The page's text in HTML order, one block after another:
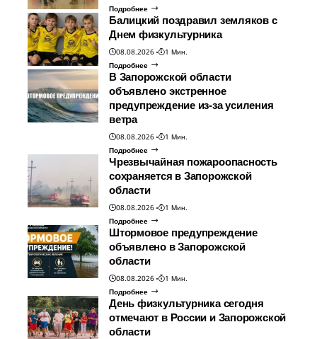
Подробнее
Балицкий поздравил земляков с
Днем физкультурника
08.08.2026
1 Мин.
Подробнее
В Запорожской области
объявлено экстренное
предупреждение из-за усиления
ветра
08.08.2026
1 Мин.
Подробнее
Чрезвычайная пожароопасность
сохраняется в Запорожской
области
08.08.2026
1 Мин.
Подробнее
Штормовое предупреждение
объявлено в Запорожской
области
08.08.2026
1 Мин.
Подробнее
День физкультурника сегодня
отмечают в России и Запорожской
области